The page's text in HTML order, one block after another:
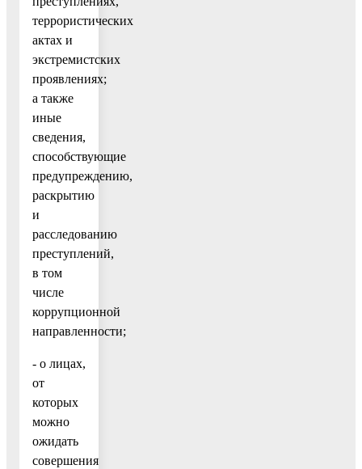
террористических
актах и
экстремистских
проявлениях;
а также
иные
сведения,
способствующие
предупреждению,
раскрытию
и
расследованию
преступлений,
в том
числе
коррупционной
направленности;
- о лицах,
от
которых
можно
ожидать
совершения